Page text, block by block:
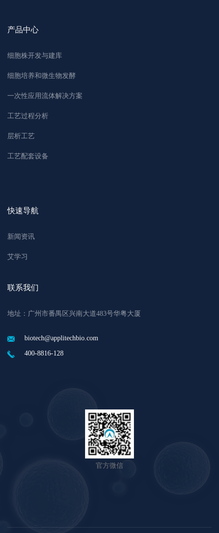
产品中心
细胞株开发与建库
细胞培养和微生物发酵
一次性应用流体解决方案
工艺过程分析
层析工艺
工艺配套设备
快速导航
新闻资讯
艾学习
联系我们
地址：广州市番禺区兴南大道483号华粤大厦
biotech@applitechbio.com
400-8816-128
官方微信